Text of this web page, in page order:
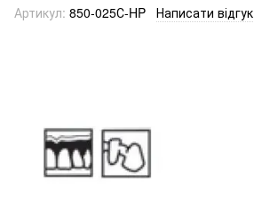
Артикул: 850-025С-HP Написати відгук